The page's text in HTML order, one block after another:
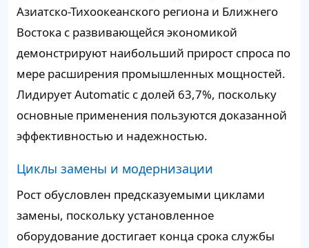
Азиатско-Тихоокеанского региона и Ближнего
Востока с развивающейся экономикой
демонстрируют наибольший прирост спроса по
мере расширения промышленных мощностей.
Лидирует Automatic с долей 63,7%, поскольку
основные применения пользуются доказанной
эффективностью и надежностью.
Циклы замены и модернизации
Рост обусловлен предсказуемыми циклами
замены, поскольку установленное
оборудование достигает конца срока службы